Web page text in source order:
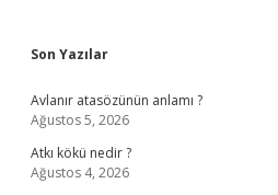
Sidebar
Son Yazılar
Avlanır atasözünün anlamı ?
Ağustos 5, 2026
Atkı kökü nedir ?
Ağustos 4, 2026